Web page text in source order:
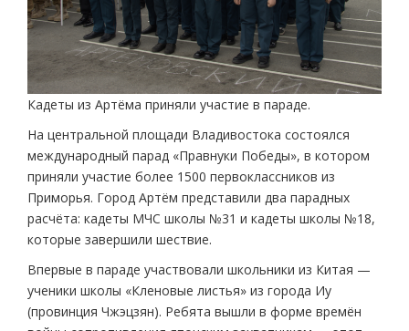
Кадеты из Артёма приняли участие в параде.
На центральной площади Владивостока состоялся
международный парад «Правнуки Победы», в котором
приняли участие более 1500 первоклассников из
Приморья. Город Артём представили два парадных
расчёта: кадеты МЧС школы №31 и кадеты школы №18,
которые завершили шествие.
Впервые в параде участвовали школьники из Китая —
ученики школы «Кленовые листья» из города Иу
(провинция Чжэцзян). Ребята вышли в форме времён